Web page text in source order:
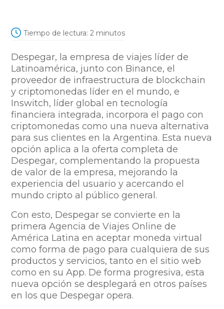
Tiempo de lectura: 2 minutos
Despegar, la empresa de viajes líder de
Latinoamérica, junto con Binance, el
proveedor de infraestructura de blockchain
y criptomonedas líder en el mundo, e
Inswitch, líder global en tecnología
financiera integrada, incorpora el pago con
criptomonedas como una nueva alternativa
para sus clientes en la Argentina. Esta nueva
opción aplica a la oferta completa de
Despegar, complementando la propuesta
de valor de la empresa, mejorando la
experiencia del usuario y acercando el
mundo cripto al público general.
Con esto, Despegar se convierte en la
primera Agencia de Viajes Online de
América Latina en aceptar moneda virtual
como forma de pago para cualquiera de sus
productos y servicios, tanto en el sitio web
como en su App. De forma progresiva, esta
nueva opción se desplegará en otros países
en los que Despegar opera.